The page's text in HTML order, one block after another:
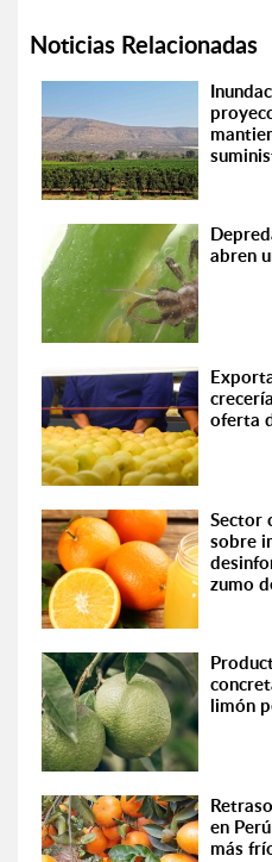
Noticias Relacionadas
abren
oferta
Sector
sobre
zumo
limón
en
más